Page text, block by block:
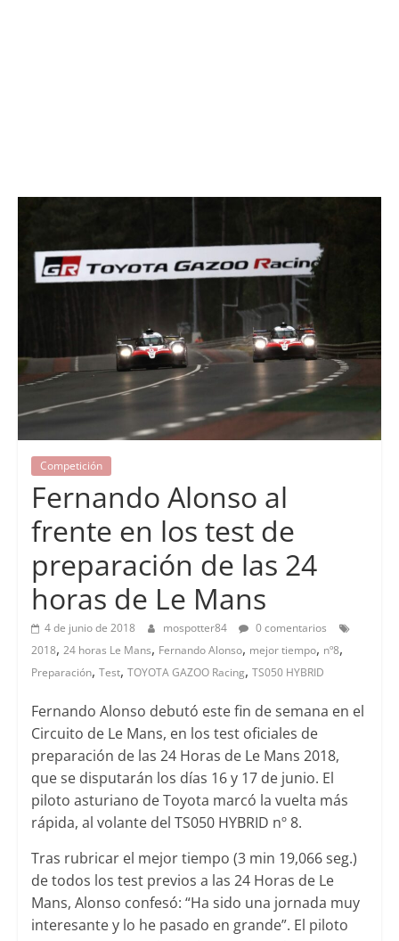
Competición
Fernando Alonso al
frente en los test de
preparación de las 24
horas de Le Mans
4 de junio de 2018 mospotter84
0 comentarios
2018, 24 horas Le Mans, Fernando Alonso, mejor tiempo, nº8,
Preparación, Test, TOYOTA GAZOO Racing, TS050 HYBRID
Fernando Alonso debutó este fin de semana en el
Circuito de Le Mans, en los test oficiales de
preparación de las 24 Horas de Le Mans 2018,
que se disputarán los días 16 y 17 de junio. El
piloto asturiano de Toyota marcó la vuelta más
rápida, al volante del TS050 HYBRID nº 8.
Tras rubricar el mejor tiempo (3 min 19,066 seg.)
de todos los test previos a las 24 Horas de Le
Mans, Alonso confesó: “Ha sido una jornada muy
interesante y lo he pasado en grande”. El piloto